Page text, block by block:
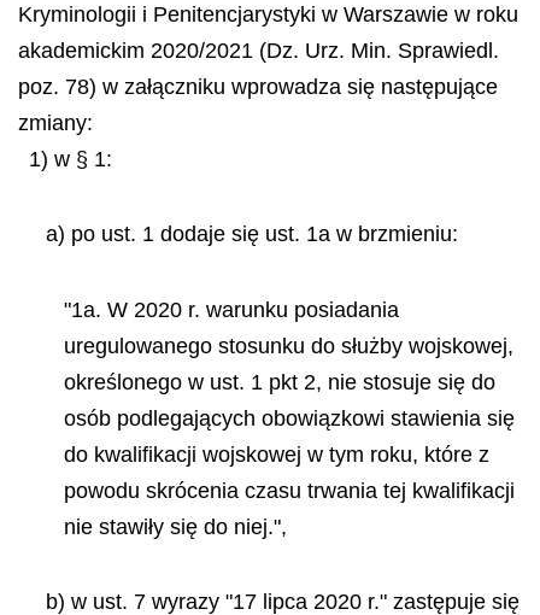
Kryminologii i Penitencjarystyki w Warszawie w roku
akademickim 2020/2021 (Dz. Urz. Min. Sprawiedl.
poz. 78) w załączniku wprowadza się następujące
zmiany:
1) w § 1:
a) po ust. 1 dodaje się ust. 1a w brzmieniu:
"1a. W 2020 r. warunku posiadania
uregulowanego stosunku do służby wojskowej,
określonego w ust. 1 pkt 2, nie stosuje się do
osób podlegających obowiązkowi stawienia się
do kwalifikacji wojskowej w tym roku, które z
powodu skrócenia czasu trwania tej kwalifikacji
nie stawiły się do niej.",
b) w ust. 7 wyrazy "17 lipca 2020 r." zastępuje się